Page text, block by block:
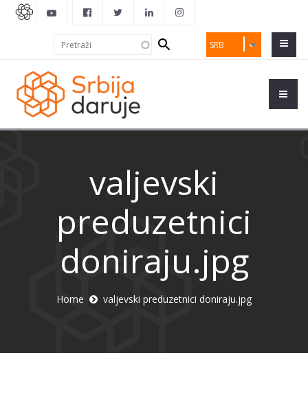
SRB
Search
form
valjevski
preduzetnici
doniraju.jpg
Home valjevski preduzetnici doniraju.jpg